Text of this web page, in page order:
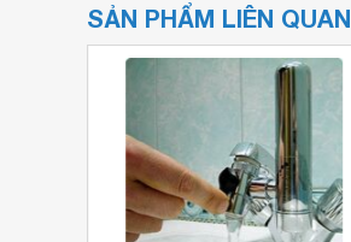
Kích thước
Khối lượng
SẢN PHẨM LIÊN QUAN